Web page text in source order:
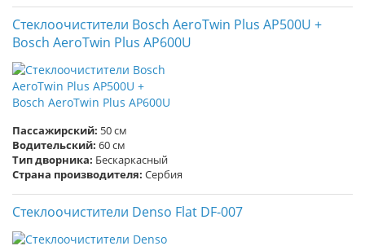
Стеклоочистители Bosch AeroTwin Plus AP500U +
Bosch AeroTwin Plus AP600U
Пассажирский: 50 см
Водительский: 60 см
Тип дворника: Бескаркасный
Страна производителя: Сербия
Стеклоочистители Denso Flat DF-007